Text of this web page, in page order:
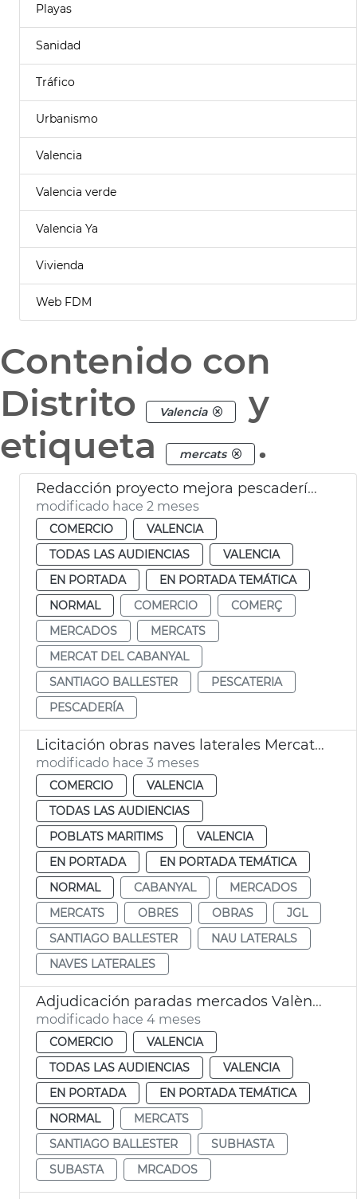
Playas
Sanidad
Tráfico
Urbanismo
Valencia
Valencia verde
Valencia Ya
Vivienda
Web FDM
Contenido con
Distrito
Valencia
y
etiqueta
mercats .
Redacción proyecto mejora pescadería Mercado Cabañal
modificado hace 2 meses
COMERCIO
VALENCIA
TODAS LAS AUDIENCIAS
VALENCIA
EN PORTADA
EN PORTADA TEMÁTICA
NORMAL
COMERCIO
COMERÇ
MERCADOS
MERCATS
MERCAT DEL CABANYAL
SANTIAGO BALLESTER
PESCATERIA
PESCADERÍA
Licitación obras naves laterales Mercat Cabanyal
modificado hace 3 meses
COMERCIO
VALENCIA
TODAS LAS AUDIENCIAS
POBLATS MARITIMS
VALENCIA
EN PORTADA
EN PORTADA TEMÁTICA
NORMAL
CABANYAL
MERCADOS
MERCATS
OBRES OBRAS
JGL
SANTIAGO BALLESTER
NAU LATERALS
NAVES LATERALES
Adjudicación paradas mercados València
modificado hace 4 meses
COMERCIO
VALENCIA
TODAS LAS AUDIENCIAS
VALENCIA
EN PORTADA
EN PORTADA TEMÁTICA
NORMAL
MERCATS
SANTIAGO BALLESTER
SUBHASTA
SUBASTA
MRCADOS